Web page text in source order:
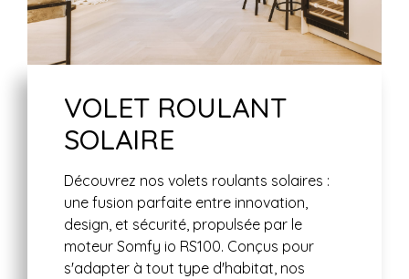
VOLET ROULANT
SOLAIRE
Découvrez nos volets roulants solaires :
une fusion parfaite entre innovation,
design, et sécurité, propulsée par le
moteur Somfy io RS100. Conçus pour
s'adapter à tout type d'habitat, nos